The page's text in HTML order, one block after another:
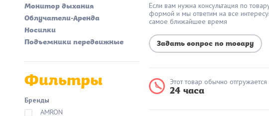
Монитор дыхания
Облучатели-Аренда
Носилки
Подъемники передвижные
Фильтры
Бренды
AMRON
Если вам нужна консультация по
формой и мы ответим на все
самое ближайшее время
Задать вопрос по товару
Этот товар обычно отгружается
24 часа